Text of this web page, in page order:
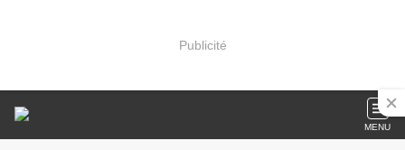
Publicité
MENU